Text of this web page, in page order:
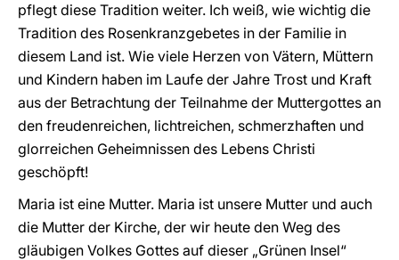
pflegt diese Tradition weiter. Ich weiß, wie wichtig die
Tradition des Rosenkranzgebetes in der Familie in
diesem Land ist. Wie viele Herzen von Vätern, Müttern
und Kindern haben im Laufe der Jahre Trost und Kraft
aus der Betrachtung der Teilnahme der Muttergottes an
den freudenreichen, lichtreichen, schmerzhaften und
glorreichen Geheimnissen des Lebens Christi
geschöpft!
Maria ist eine Mutter. Maria ist unsere Mutter und auch
die Mutter der Kirche, der wir heute den Weg des
gläubigen Volkes Gottes auf dieser „Grünen Insel“